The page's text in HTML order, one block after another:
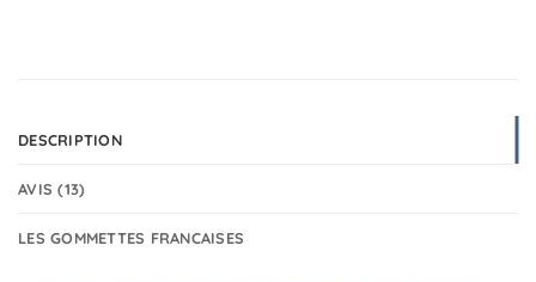
DESCRIPTION
AVIS (13)
LES GOMMETTES FRANCAISES